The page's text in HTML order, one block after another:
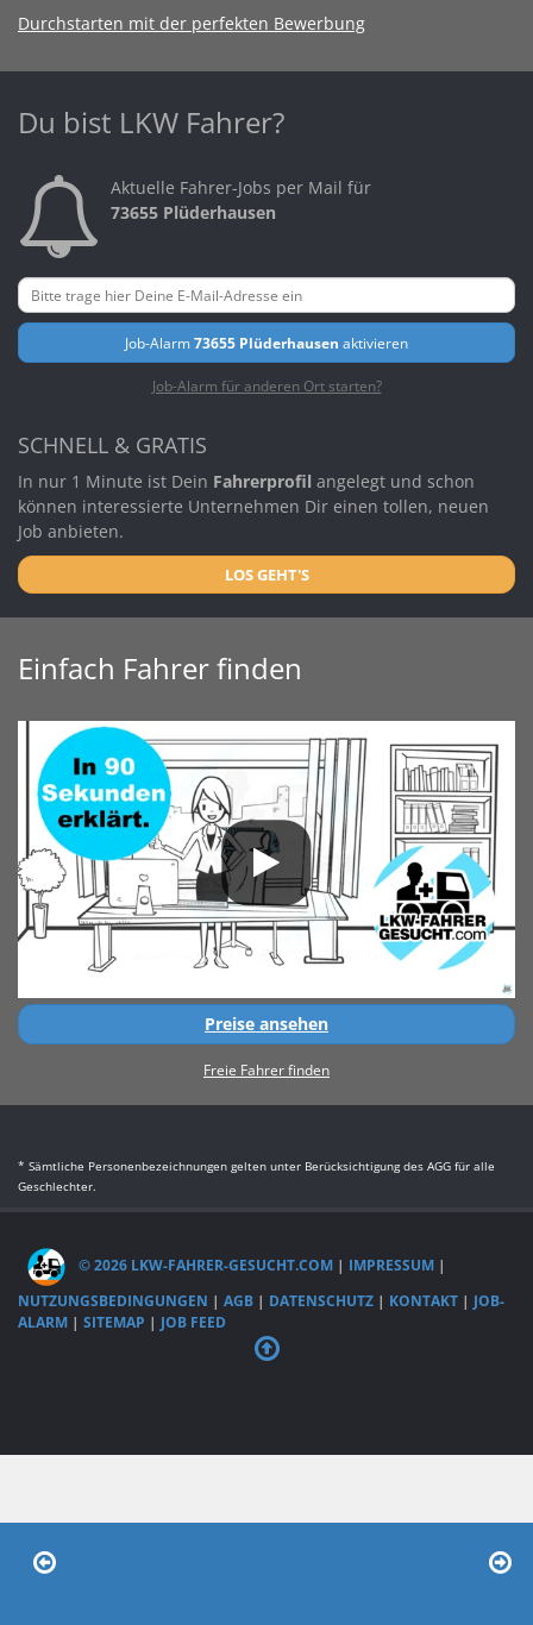
Durchstarten mit der perfekten Bewerbung
Du bist LKW Fahrer?
Aktuelle Fahrer-Jobs per Mail für
73655 Plüderhausen
Job-Alarm73655 Plüderhausen aktivieren
Job-Alarm für anderen Ort starten?
SCHNELL & GRATIS
In nur 1 Minute ist Dein Fahrerprofil angelegt und schon
können interessierte Unternehmen Dir einen tollen, neuen
Job anbieten.
LOS GEHT'S
Einfach Fahrer finden
Preise ansehen
Freie Fahrer finden
* Sämtliche Personenbezeichnungen gelten unter Berücksichtigung des AGG für alle
Geschlechter.
© 2026 LKW-FAHRER-GESUCHT.COM | IMPRESSUM |
NUTZUNGSBEDINGUNGEN | AGB | DATENSCHUTZ | KONTAKT | JOB-
ALARM | SITEMAP | JOB FEED